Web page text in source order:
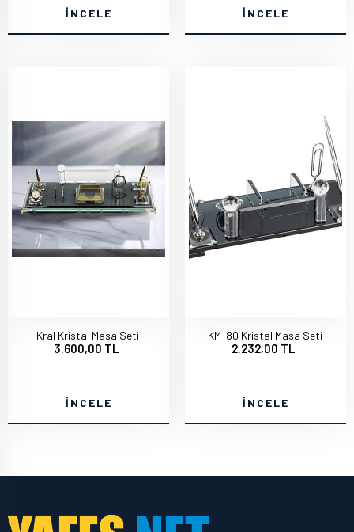
İNCELE İNCELE
Kral Kristal Masa Seti
3.600,00 TL
İNCELE
KM-80 Kristal Masa Seti
2.232,00 TL
İNCELE